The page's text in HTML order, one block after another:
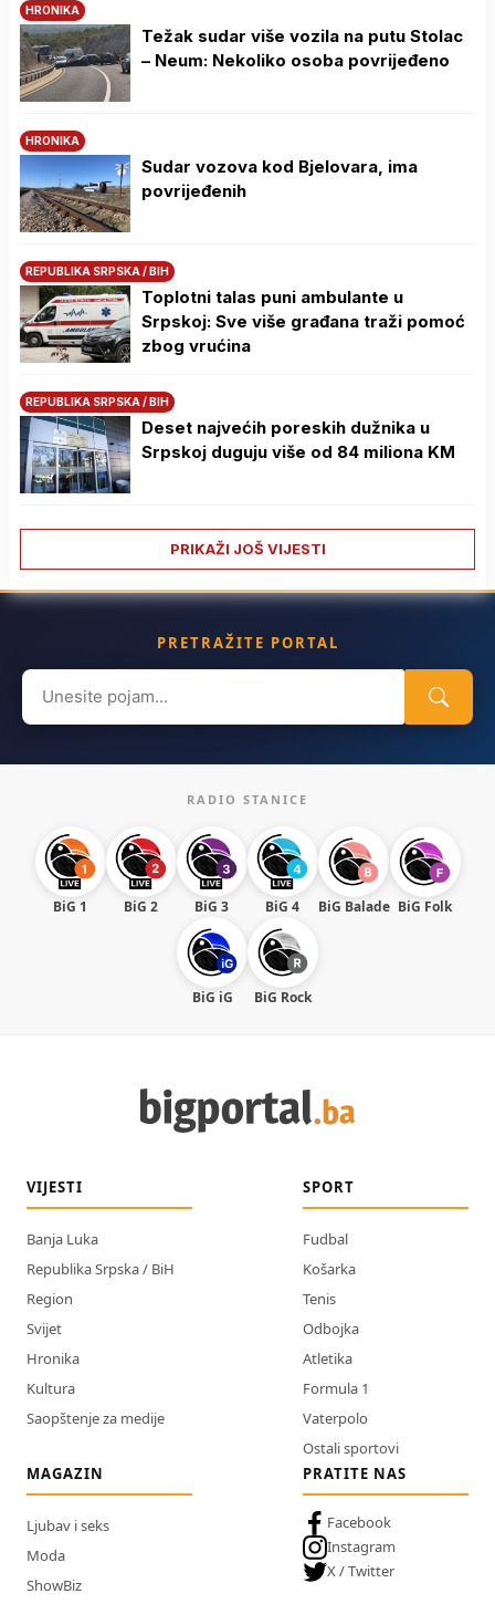
HRONIKA
Težak sudar više vozila na putu Stolac
– Neum: Nekoliko osoba povrijeđeno
HRONIKA
Sudar vozova kod Bjelovara, ima
povrijeđenih
REPUBLIKA SRPSKA / BIH
Toplotni talas puni ambulante u
Srpskoj: Sve više građana traži pomoć
zbog vrućina
REPUBLIKA SRPSKA / BIH
Deset najvećih poreskih dužnika u
Srpskoj duguju više od 84 miliona KM
PRIKAŽI JOŠ VIJESTI
PRETRAŽITE PORTAL
Search
for:
RADIO STANICE
BiG 1 BiG 2 BiG 3 BiG 4 BiG Balade BiG Folk
BiG iG BiG Rock
VIJESTI
Banja Luka
Republika Srpska / BiH
Region
Svijet
Hronika
Kultura
Saopštenje za medije
SPORT
Fudbal
Košarka
Tenis
Odbojka
Atletika
Formula 1
Vaterpolo
Ostali sportovi
MAGAZIN
Ljubav i seks
Moda
ShowBiz
PRATITE NAS
Facebook
Instagram
X / Twitter